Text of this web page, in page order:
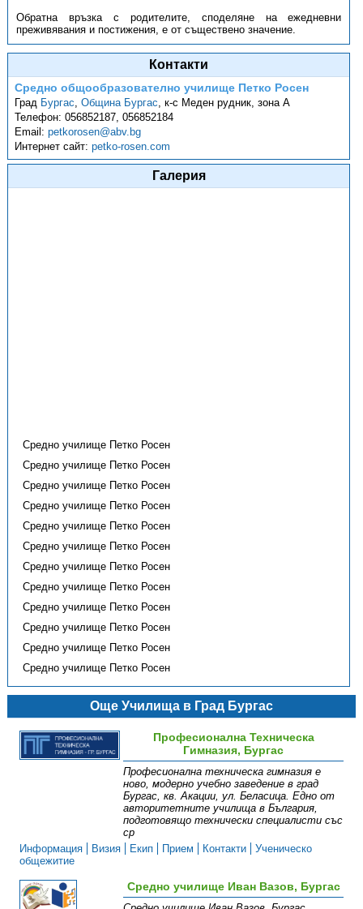
Обратна връзка с родителите, споделяне на ежедневни
преживявания и постижения, е от съществено значение.
Контакти
Средно общообразователно училище Петко Росен
Град Бургас,Община Бургас,к-с Меден рудник, зона А
Телефон:056852187, 056852184
Email:petkorosen@abv.bg
Интернет сайт:petko-rosen.com
Галерия
Средно училище Петко Росен
Средно училище Петко Росен
Средно училище Петко Росен
Средно училище Петко Росен
Средно училище Петко Росен
Средно училище Петко Росен
Средно училище Петко Росен
Средно училище Петко Росен
Средно училище Петко Росен
Средно училище Петко Росен
Средно училище Петко Росен
Средно училище Петко Росен
Още Училища в Град Бургас
Професионална Техническа
Гимназия, Бургас
Професионална техническа гимназия е
ново, модерно учебно заведение в град
Бургас, кв. Акации, ул. Беласица. Едно от
авторитетните училища в България,
подготовящо технически специалисти със
ср
Информация
Визия Екип Прием Контакти
Ученическо
общежитие
Средно училище Иван Вазов, Бургас